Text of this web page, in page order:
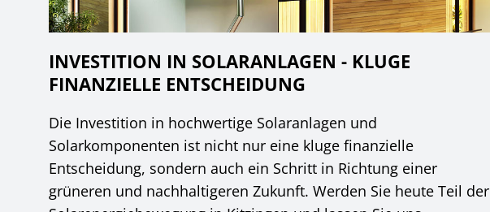
INVESTITION IN SOLARANLAGEN - KLUGE
FINANZIELLE ENTSCHEIDUNG
Die Investition in hochwertige Solaranlagen und
Solarkomponenten ist nicht nur eine kluge finanzielle
Entscheidung, sondern auch ein Schritt in Richtung einer
grüneren und nachhaltigeren Zukunft. Werden Sie heute Teil der